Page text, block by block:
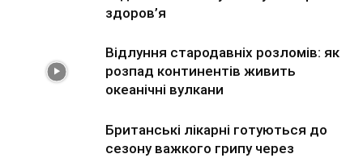
здоров’я
Відлуння стародавніх розломів: як
розпад континентів живить
океанічні вулкани
Британські лікарні готуються до
сезону важкого грипу через